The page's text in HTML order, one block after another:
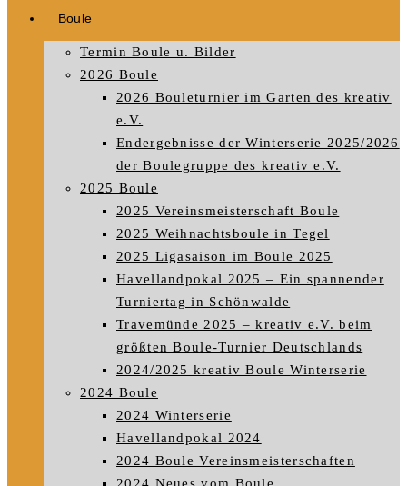
Boule
Termin Boule u. Bilder
2026 Boule
2026 Bouleturnier im Garten des kreativ
e.V.
Endergebnisse der Winterserie 2025/2026
der Boulegruppe des kreativ e.V.
2025 Boule
2025 Vereinsmeisterschaft Boule
2025 Weihnachtsboule in Tegel
2025 Ligasaison im Boule 2025
Havellandpokal 2025 – Ein spannender
Turniertag in Schönwalde
Travemünde 2025 – kreativ e.V. beim
größten Boule-Turnier Deutschlands
2024/2025 kreativ Boule Winterserie
2024 Boule
2024 Winterserie
Havellandpokal 2024
2024 Boule Vereinsmeisterschaften